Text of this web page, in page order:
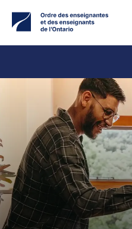
contenu